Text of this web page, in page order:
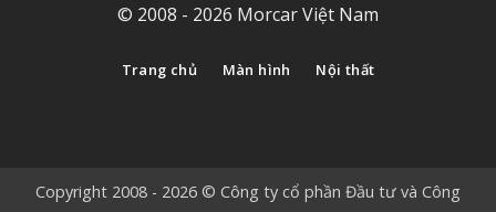
© 2008 - 2026 Morcar Việt Nam
Trang chủ Màn hình Nội thất
Copyright 2008 - 2026 © Công ty cổ phần Đầu tư và Công